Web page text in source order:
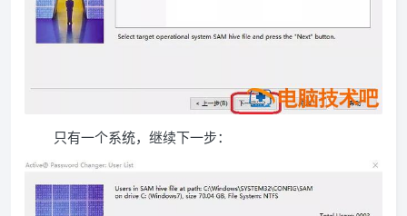
只有一个系统，继续下一步：